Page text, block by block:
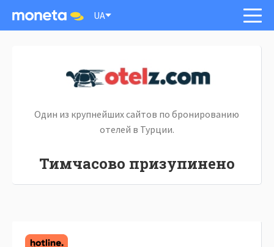
UA
Один из крупнейших сайтов по бронированию
отелей в Турции.
Тимчасово призупинено